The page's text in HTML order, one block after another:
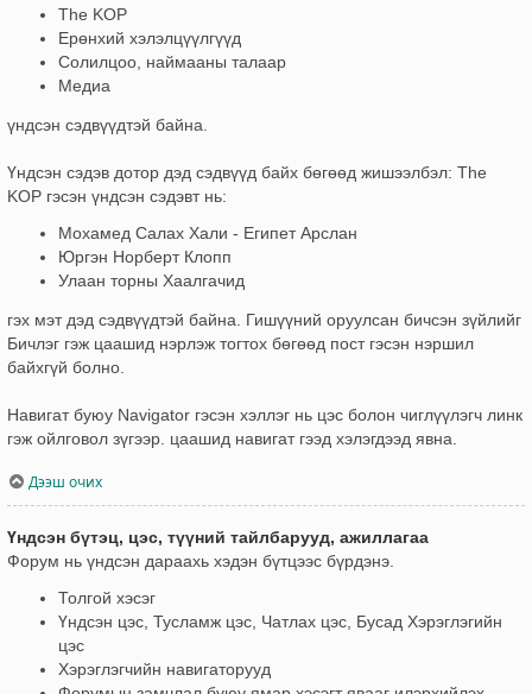
The KOP
Ерөнхий хэлэлцүүлгүүд
Солилцоо, наймааны талаар
Медиа
үндсэн сэдвүүдтэй байна.
Үндсэн сэдэв дотор дэд сэдвүүд байх бөгөөд жишээлбэл: The
KOP гэсэн үндсэн сэдэвт нь:
Мохамед Салах Хали - Египет Арслан
Юргэн Норберт Клопп
Улаан торны Хаалгачид
гэх мэт дэд сэдвүүдтэй байна. Гишүүний оруулсан бичсэн зүйлийг
Бичлэг гэж цаашид нэрлэж тогтох бөгөөд пост гэсэн нэршил
байхгүй болно.
Навигат буюу Navigator гэсэн хэллэг нь цэс болон чиглүүлэгч линк
гэж ойлговол зүгээр. цаашид навигат гээд хэлэгдээд явна.
Дээш очих
Үндсэн бүтэц, цэс, түүний тайлбарууд, ажиллагаа
Форум нь үндсэн дараахь хэдэн бүтцээс бүрдэнэ.
Толгой хэсэг
Үндсэн цэс, Тусламж цэс, Чатлах цэс, Бусад Хэрэглэгийн
цэс
Хэрэглэгчийн навигаторууд